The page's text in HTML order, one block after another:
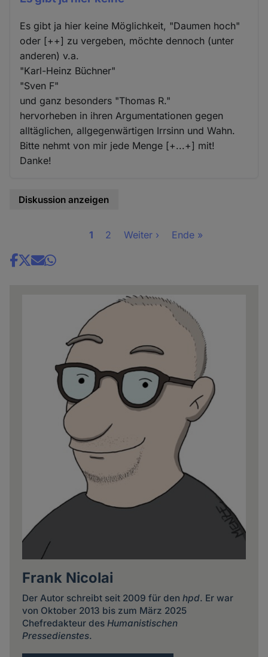
Es gibt ja hier keine Möglichkeit, "Daumen hoch"
oder [++] zu vergeben, möchte dennoch (unter
anderen) v.a.
"Karl-Heinz Büchner"
"Sven F"
und ganz besonders "Thomas R."
hervorheben in ihren Argumentationen gegen
alltäglichen, allgegenwärtigen Irrsinn und Wahn.
Bitte nehmt von mir jede Menge [+...+] mit!
Danke!
Diskussion anzeigen
Seite
1 Seite
2
Nächste
Weiter ›
Letzte
Ende »
Share
Frank Nicolai
Der Autor schreibt seit 2009 für den hpd. Er war
von Oktober 2013 bis zum März 2025
Chefredakteur des Humanistischen
Pressedienstes.